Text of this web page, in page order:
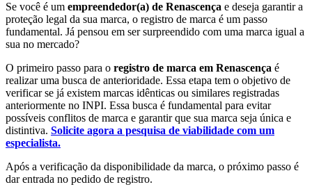
Se você é um empreendedor(a) de Renascença e deseja garantir a
proteção legal da sua marca, o registro de marca é um passo
fundamental. Já pensou em ser surpreendido com uma marca igual a
sua no mercado?
O primeiro passo para o registro de marca em Renascença é
realizar uma busca de anterioridade. Essa etapa tem o objetivo de
verificar se já existem marcas idênticas ou similares registradas
anteriormente no INPI. Essa busca é fundamental para evitar
possíveis conflitos de marca e garantir que sua marca seja única e
distintiva. Solicite agora a pesquisa de viabilidade com um
especialista.
Após a verificação da disponibilidade da marca, o próximo passo é
dar entrada no pedido de registro.